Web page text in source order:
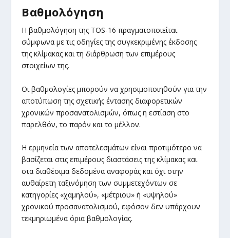
Βαθμολόγηση
Η βαθμολόγηση της TOS-16 πραγματοποιείται
σύμφωνα με τις οδηγίες της συγκεκριμένης έκδοσης
της κλίμακας και τη διάρθρωση των επιμέρους
στοιχείων της.
Οι βαθμολογίες μπορούν να χρησιμοποιηθούν για την
αποτύπωση της σχετικής έντασης διαφορετικών
χρονικών προσανατολισμών, όπως η εστίαση στο
παρελθόν, το παρόν και το μέλλον.
Η ερμηνεία των αποτελεσμάτων είναι προτιμότερο να
βασίζεται στις επιμέρους διαστάσεις της κλίμακας και
στα διαθέσιμα δεδομένα αναφοράς και όχι στην
αυθαίρετη ταξινόμηση των συμμετεχόντων σε
κατηγορίες «χαμηλού», «μέτριου» ή «υψηλού»
χρονικού προσανατολισμού, εφόσον δεν υπάρχουν
τεκμηριωμένα όρια βαθμολογίας.